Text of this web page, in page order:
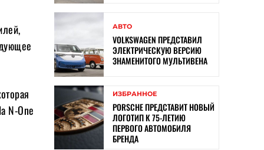
N-One
АВТО
VOLKSWAGEN ПРЕДСТАВИЛ
ЭЛЕКТРИЧЕСКУЮ ВЕРСИЮ
ЗНАМЕНИТОГО МУЛЬТИВЕНА
ИЗБРАННОЕ
PORSCHE ПРЕДСТАВИТ НОВЫЙ
ЛОГОТИП К 75-ЛЕТИЮ
ПЕРВОГО АВТОМОБИЛЯ
БРЕНДА